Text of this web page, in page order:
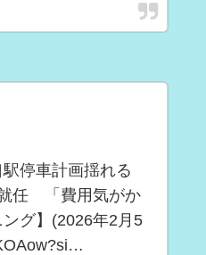
駅停車計画揺れる
任 「費用気がか
グ】(2026年2月5